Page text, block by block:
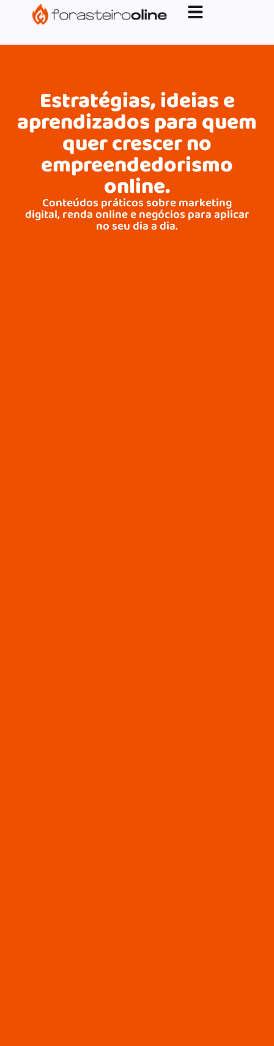
G-XVBZZCFH00pub-5970489886047746AW-
17954400846.
Estratégias, ideias e
aprendizados para quem
quer crescer no
empreendedorismo
online.
Conteúdos práticos sobre marketing
digital, renda online e negócios para aplicar
no seu dia a dia.